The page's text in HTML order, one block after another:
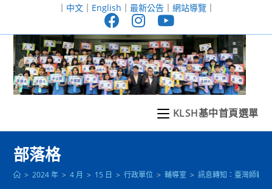
至
｜ 中文｜ English ｜ 最新公告｜ 網站導覽｜
KLSH基中首頁選單
部落格
> 2024 年 > 4 月 > 15 日 > 行政單位 > 輔導室 > 訊息轉知：臺灣師範